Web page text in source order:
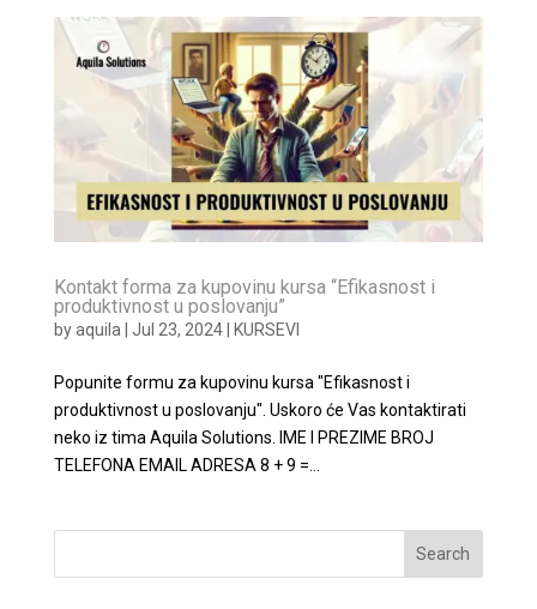
Kontakt forma za kupovinu kursa “Efikasnost i
produktivnost u poslovanju”
byaquila Jul 23, 2024| KURSEVI
Popunite formu za kupovinu kursa "Efikasnost i
produktivnost u poslovanju". Uskoro će Vas kontaktirati
neko iz tima Aquila Solutions. IME I PREZIME BROJ
TELEFONA EMAIL ADRESA 8 + 9 =...
Search